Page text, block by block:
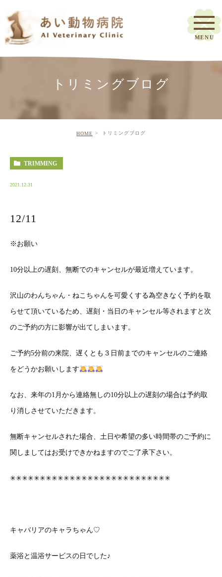
トリミングブログ
HOME トリミングブログ
TRIMMING
2021.12.31
12/11
※ お願い
10分以上の遅刻、無断でのキャンセルが最近増えています。
沢山のわんちゃん・ねこちゃんを可愛くする為空きなく予約を取
らせて頂いているため、遅刻・当日のキャンセル等されますと次
のご予約の方に影響が出てしまいます。
ご予約5分前の来院、遅くとも３日前までのキャンセルのご連絡
をどうかお願いします
なお、来年の1 月から連絡無しの10分以上の遅刻の場合は予約取
り消しさせていただきます。
無断キャンセルされた場合、土日や希望の多い時間帯のご予約に
関しましてはお受けできかねますのでご了承下さい。
✳︎✳︎✳︎✳︎✳︎✳︎✳︎✳︎✳︎✳︎✳︎✳︎✳︎✳︎✳︎✳︎✳︎✳︎✳︎✳︎✳︎✳︎✳︎✳︎✳︎✳︎✳︎
キャバリアのキャラちゃん♡
薬浴と温浴サービスの日でした♪